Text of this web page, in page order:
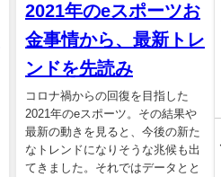
2021年のeスポーツお
金事情から、最新トレ
ンドを先読み
コロナ禍からの回復を目指した
2021年のeスポーツ。その結果や
最新の動きを見ると、今後の新た
なトレンドになりそうな兆候も出
てきました。それではデータとと